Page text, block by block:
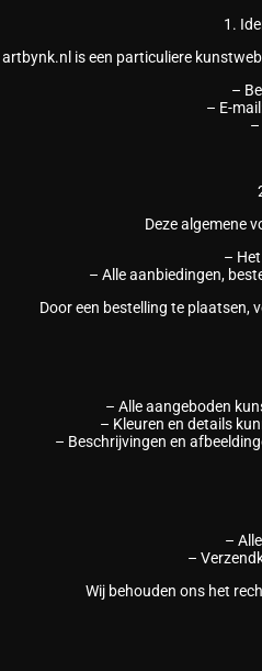
1.
artbynk.nl is een particuliere
–
– E-
–
Deze algemene
–
– Alle aanbiedingen,
Door een bestelling te plaatsen,
– Alle aangeboden
– Kleuren en details
– Beschrijvingen en
–
–
Wij behouden ons het